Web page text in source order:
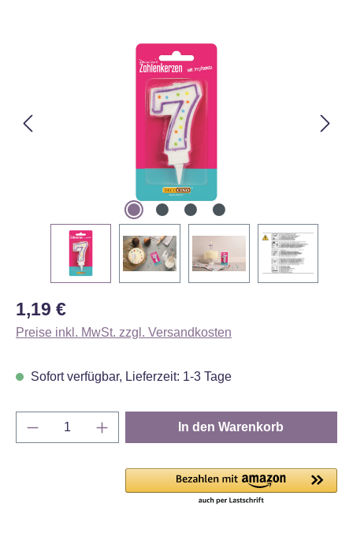
Regulärer Preis:
1,19 €
Preise inkl. MwSt. zzgl. Versandkosten
Sofort verfügbar, Lieferzeit: 1-3 Tage
Produkt Anzahl: Gib den gewünschten
In den Warenkorb